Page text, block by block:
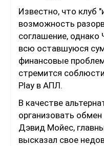
Известно, что клуб
возможность
соглашение, однако
всю оставшуюся
финансовые
стремится
Play в АПЛ.
В качестве
организовать обмен
Дэвид Мойес,
высказал свое